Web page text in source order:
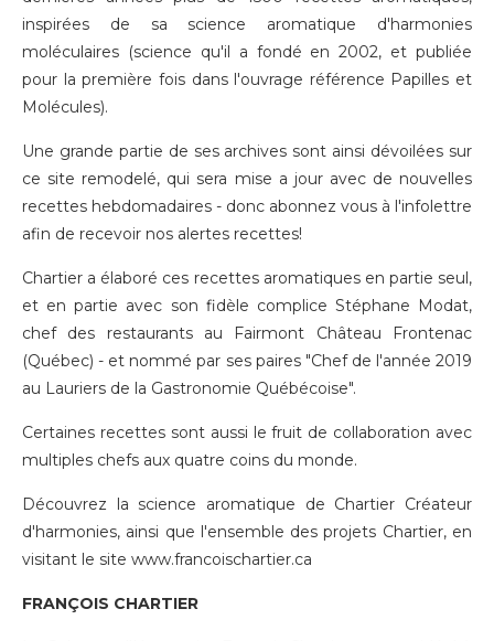
inspirées de sa science aromatique d'harmonies
moléculaires (science qu'il a fondé en 2002, et publiée
pour la première fois dans l'ouvrage référence Papilles et
Molécules).
Une grande partie de ses archives sont ainsi dévoilées sur
ce site remodelé, qui sera mise a jour avec de nouvelles
recettes hebdomadaires - donc abonnez vous à l'infolettre
afin de recevoir nos alertes recettes!
Chartier a élaboré ces recettes aromatiques en partie seul,
et en partie avec son fidèle complice Stéphane Modat,
chef des restaurants au Fairmont Château Frontenac
(Québec) - et nommé par ses paires "Chef de l'année 2019
au Lauriers de la Gastronomie Québécoise".
Certaines recettes sont aussi le fruit de collaboration avec
multiples chefs aux quatre coins du monde.
Découvrez la science aromatique de Chartier Créateur
d'harmonies, ainsi que l'ensemble des projets Chartier, en
visitant le site www.francoischartier.ca
FRANÇOIS CHARTIER